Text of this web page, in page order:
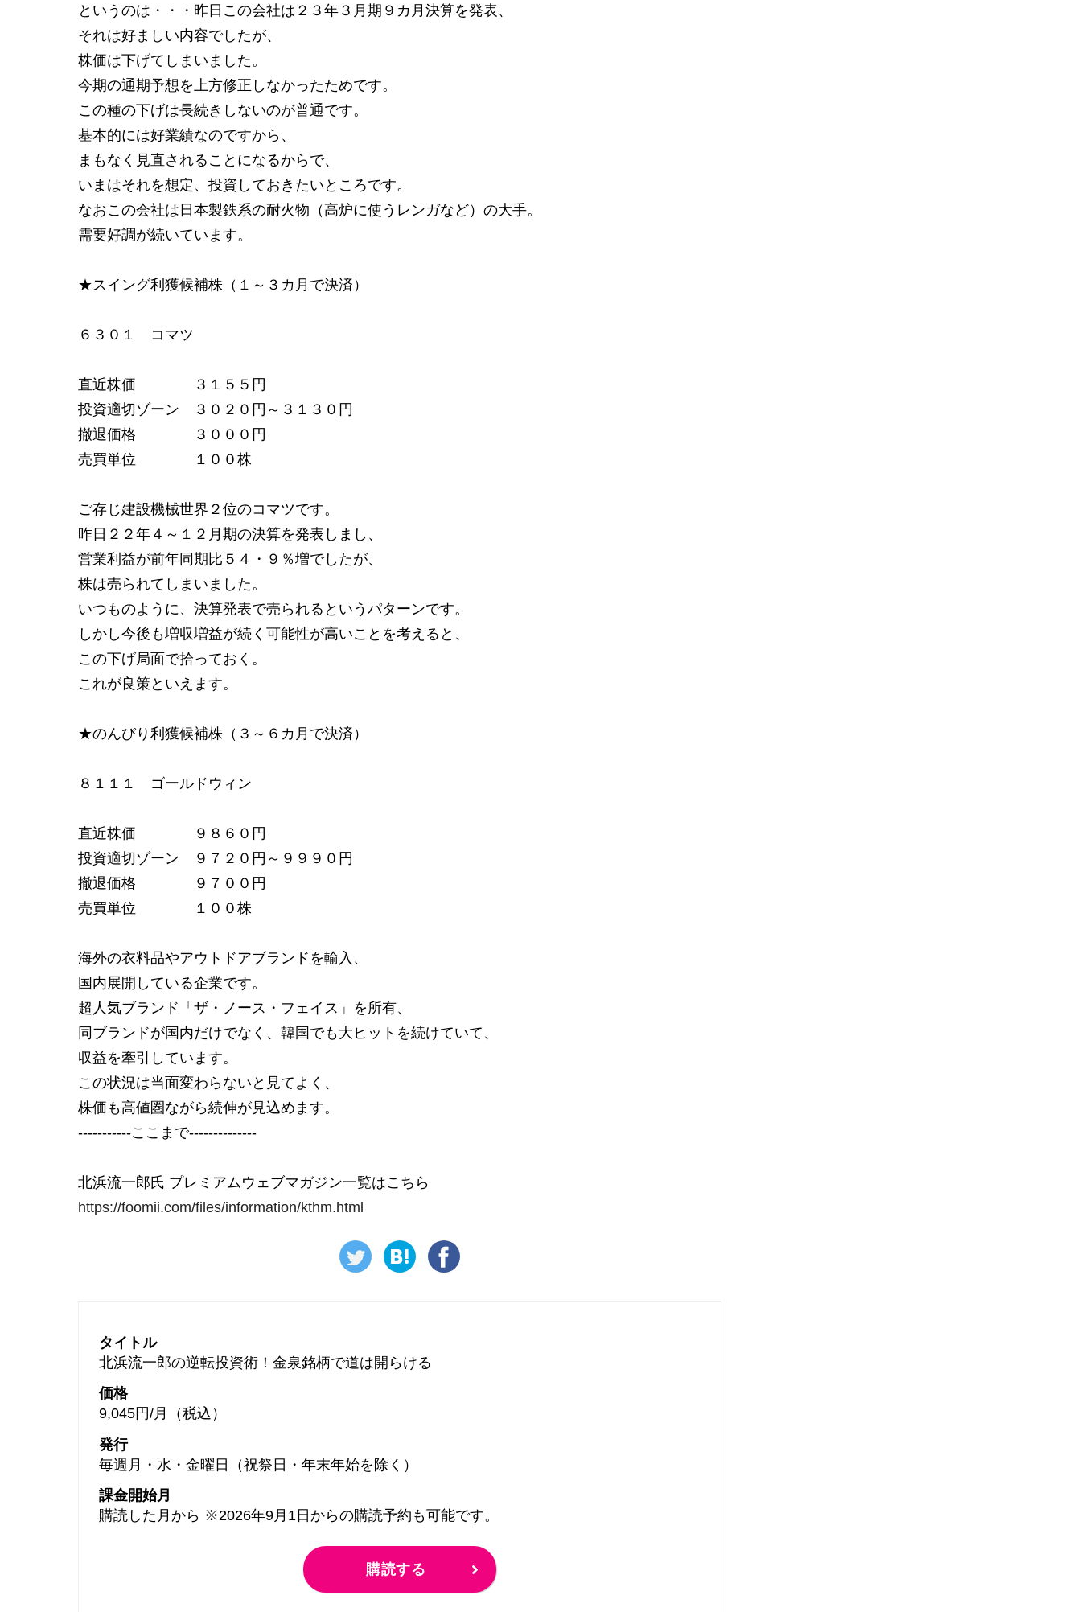
というのは・・・昨日この会社は２３年３月期９カ月決算を発表、
それは好ましい内容でしたが、
株価は下げてしまいました。
今期の通期予想を上方修正しなかったためです。
この種の下げは長続きしないのが普通です。
基本的には好業績なのですから、
まもなく見直されることになるからで、
いまはそれを想定、投資しておきたいところです。
なおこの会社は日本製鉄系の耐火物（高炉に使うレンガなど）の大手。
需要好調が続いています。
★スイング利獲候補株（１～３カ月で決済）
６３０１ コマツ
直近株価 ３１５５円
投資適切ゾーン ３０２０円～３１３０円
撤退価格 ３０００円
売買単位 １００株
ご存じ建設機械世界２位のコマツです。
昨日２２年４～１２月期の決算を発表しまし、
営業利益が前年同期比５４・９％増でしたが、
株は売られてしまいました。
いつものように、決算発表で売られるというパターンです。
しかし今後も増収増益が続く可能性が高いことを考えると、
この下げ局面で拾っておく。
これが良策といえます。
★のんびり利獲候補株（３～６カ月で決済）
８１１１ ゴールドウィン
直近株価 ９８６０円
投資適切ゾーン ９７２０円～９９９０円
撤退価格 ９７００円
売買単位 １００株
海外の衣料品やアウトドアブランドを輸入、
国内展開している企業です。
超人気ブランド「ザ・ノース・フェイス」を所有、
同ブランドが国内だけでなく、韓国でも大ヒットを続けていて、
収益を牽引しています。
この状況は当面変わらないと見てよく、
株価も高値圏ながら続伸が見込めます。
-----------ここまで--------------
北浜流一郎氏 プレミアムウェブマガジン一覧はこちら
https://foomii.com/files/information/kthm.html
タイトル
北浜流一郎の逆転投資術！金泉銘柄で道は開らける
価格
9,045円/月（税込）
発行
毎週月・水・金曜日（祝祭日・年末年始を除く）
課金開始月
購読した月から ※2026年9月1日からの購読予約も可能です。
購読する